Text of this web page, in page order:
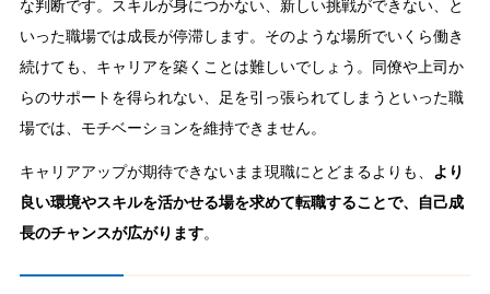
な判断です。スキルが身につかない、新しい挑戦ができない、と
いった職場では成長が停滞します。そのような場所でいくら働き
続けても、キャリアを築くことは難しいでしょう。同僚や上司か
らのサポートを得られない、足を引っ張られてしまうといった職
場では、モチベーションを維持できません。
キャリアアップが期待できないまま現職にとどまるよりも、
より
良い環境やスキルを活かせる場を求めて転職することで、自己成
長のチャンスが広がります。